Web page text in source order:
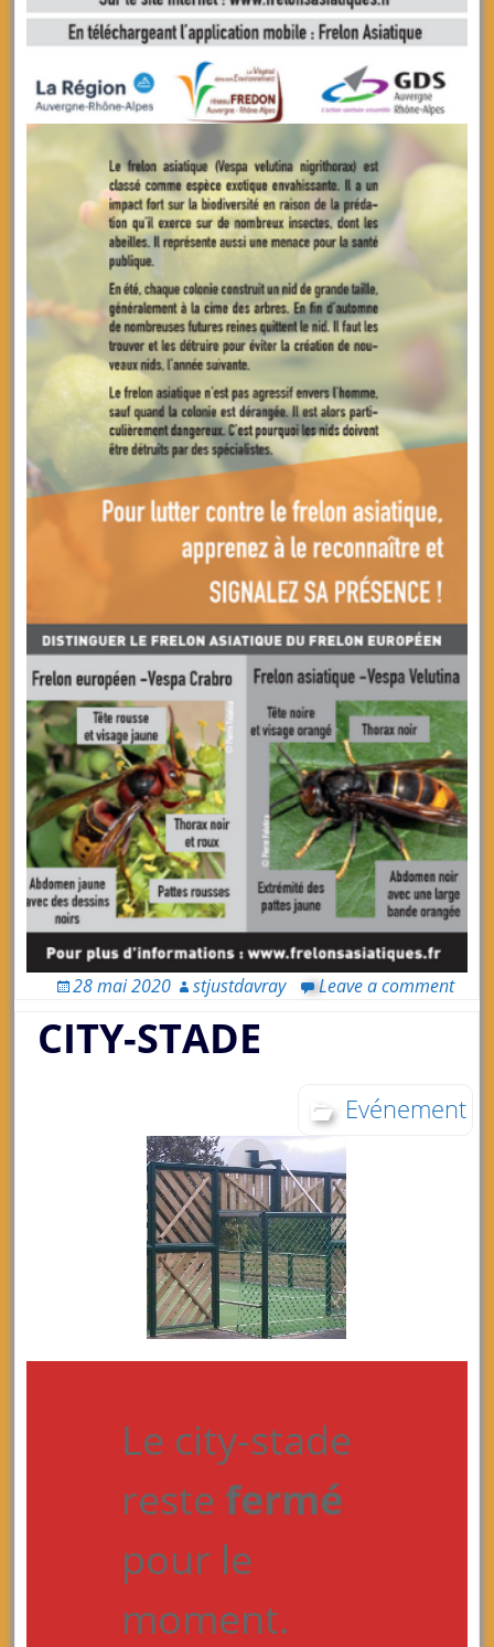
28 mai 2020 stjustdavray Leave a comment
CITY-STADE
Evénement
Le city-stade
reste fermé
pour le
moment.